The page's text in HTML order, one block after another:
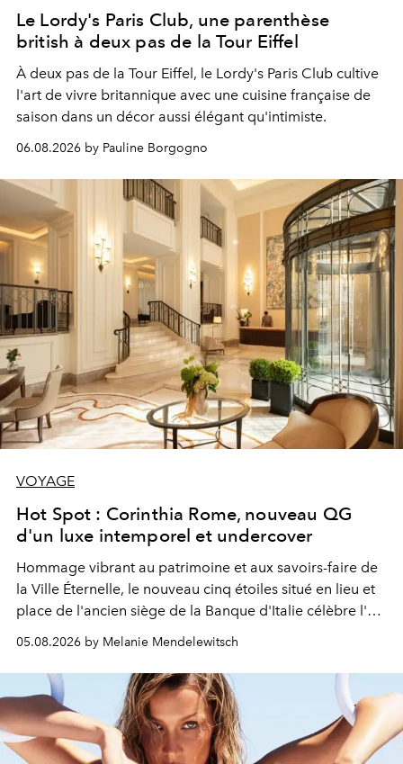
Le Lordy's Paris Club, une parenthèse
british à deux pas de la Tour Eiffel
À deux pas de la Tour Eiffel, le Lordy's Paris Club cultive
l'art de vivre britannique avec une cuisine française de
saison dans un décor aussi élégant qu'intimiste.
06.08.2026 by Pauline Borgogno
VOYAGE
Hot Spot : Corinthia Rome, nouveau QG
d'un luxe intemporel et undercover
Hommage vibrant au patrimoine et aux savoirs-faire de
la Ville Éternelle, le nouveau cinq étoiles situé en lieu et
place de l'ancien siège de la Banque d'Italie célèbre l'art
de vivre Romain dans toute son élégance intemporelle.
05.08.2026 by Melanie Mendelewitsch